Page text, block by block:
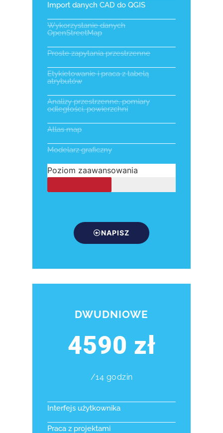
Import danych CAD do QGIS
Wykorzystanie danych
OpenStreetMap​
Proste zapytania przestrzenne
Etykietowanie i praca z tabelą
atrybutów
Analizy przestrzenne, pomiary
odległości, powierzchni
Atlas map
Modelarz graficzny
Poziom zaawansowania
NAPISZ
DWUDNIOWE
4590 zł
/14 godzin
Interfejs użytkownika
Praca z projektami